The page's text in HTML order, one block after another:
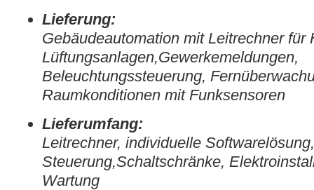
Lieferung:
Gebäudeautomation mit Leitrechner für
Lüftungsanlagen,Gewerkemeldungen,
Beleuchtungssteuerung,
Raumkonditionen mit Funksensoren
Lieferumfang:
Leitrechner, individuelle
Steuerung,Schaltschränke,
Wartung